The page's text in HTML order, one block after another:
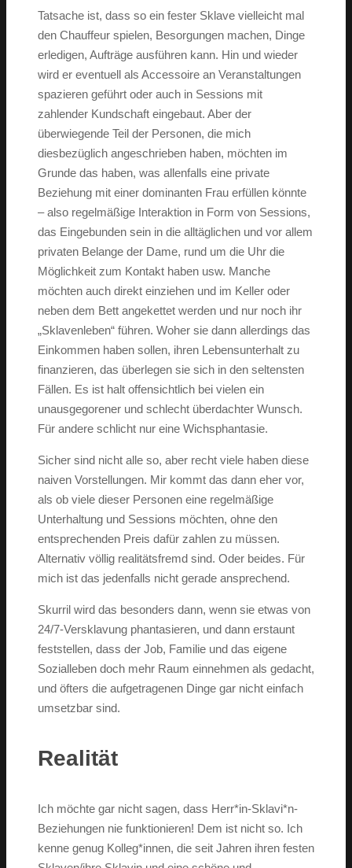
Tatsache ist, dass so ein fester Sklave vielleicht mal
den Chauffeur spielen, Besorgungen machen, Dinge
erledigen, Aufträge ausführen kann. Hin und wieder
wird er eventuell als Accessoire an Veranstaltungen
spazieren geführt oder auch in Sessions mit
zahlender Kundschaft eingebaut. Aber der
überwiegende Teil der Personen, die mich
diesbezüglich angeschrieben haben, möchten im
Grunde das haben, was allenfalls eine private
Beziehung mit einer dominanten Frau erfüllen könnte
– also regelmäßige Interaktion in Form von Sessions,
das Eingebunden sein in die alltäglichen und vor allem
privaten Belange der Dame, rund um die Uhr die
Möglichkeit zum Kontakt haben usw. Manche
möchten auch direkt einziehen und im Keller oder
neben dem Bett angekettet werden und nur noch ihr
„Sklavenleben“ führen. Woher sie dann allerdings das
Einkommen haben sollen, ihren Lebensunterhalt zu
finanzieren, das überlegen sie sich in den seltensten
Fällen. Es ist halt offensichtlich bei vielen ein
unausgegorener und schlecht überdachter Wunsch.
Für andere schlicht nur eine Wichsphantasie.
Sicher sind nicht alle so, aber recht viele haben diese
naiven Vorstellungen. Mir kommt das dann eher vor,
als ob viele dieser Personen eine regelmäßige
Unterhaltung und Sessions möchten, ohne den
entsprechenden Preis dafür zahlen zu müssen.
Alternativ völlig realitätsfremd sind. Oder beides. Für
mich ist das jedenfalls nicht gerade ansprechend.
Skurril wird das besonders dann, wenn sie etwas von
24/7-Versklavung phantasieren, und dann erstaunt
feststellen, dass der Job, Familie und das eigene
Sozialleben doch mehr Raum einnehmen als gedacht,
und öfters die aufgetragenen Dinge gar nicht einfach
umsetzbar sind.
Realität
Ich möchte gar nicht sagen, dass Herr*in-Sklavi*n-
Beziehungen nie funktionieren! Dem ist nicht so. Ich
kenne genug Kolleg*innen, die seit Jahren ihren festen